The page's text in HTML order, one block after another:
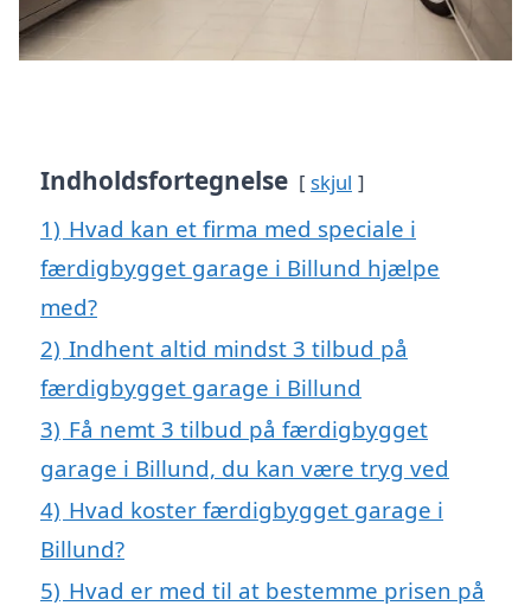
Indholdsfortegnelse skjul
1) Hvad kan et firma med speciale i
færdigbygget garage i Billund hjælpe
med?
2) Indhent altid mindst 3 tilbud på
færdigbygget garage i Billund
3) Få nemt 3 tilbud på færdigbygget
garage i Billund, du kan være tryg ved
4) Hvad koster færdigbygget garage i
Billund?
5) Hvad er med til at bestemme prisen på